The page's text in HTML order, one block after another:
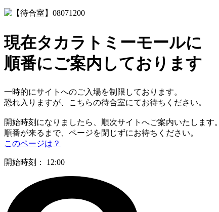
現在タカラトミーモールに
順番にご案内しております
一時的にサイトへのご入場を制限しております。
恐れ入りますが、こちらの待合室にてお待ちください。
開始時刻になりましたら、順次サイトへご案内いたします。
順番が来るまで、ページを閉じずにお待ちください。
このページは？
開始時刻： 12:00